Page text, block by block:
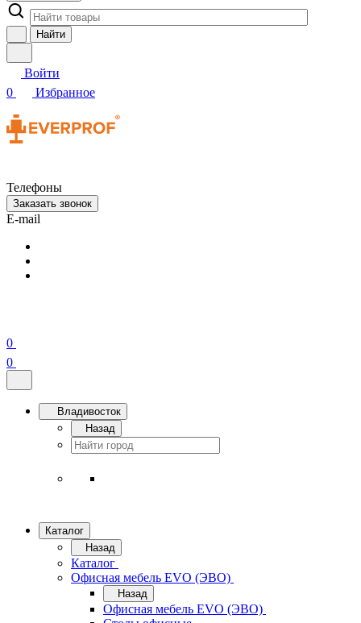
Найти
Войти
0
Избранное
Телефоны
Заказать звонок
E-mail
0
0
Владивосток
Назад
Каталог
Назад
Каталог
Офисная мебель EVO (ЭВО)
Назад
Офисная мебель EVO (ЭВО)